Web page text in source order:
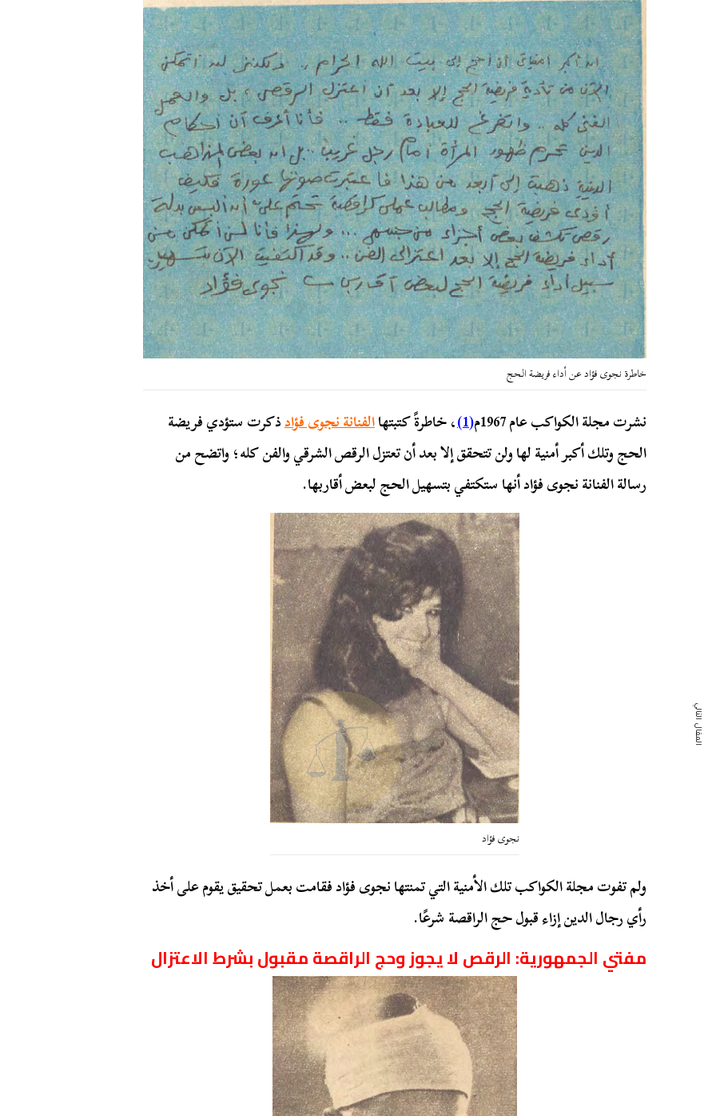
خاطرة نجوى فؤاد عن أداء فريضة الحج
نشرت مجلة الكواكب عام 1967م (1) ، خاطرةً كتبتهاالفنانة نجوى فؤادذكرت ستؤدي فريضة
الحج وتلك أكبر أمنية لها ولن تتحقق إلا بعد أن تعتزل الرقص الشرقي والفن كله؛ واتضح من
رسالة الفنانة نجوى فؤاد أنها ستكتفي بتسهيل الحج لبعض أقاربها.
نجوى فؤاد
ولم تفوت مجلة الكواكب تلك الأمنية التي تمنتها نجوى فؤاد فقامت بعمل تحقيق يقوم على أخذ
رأي رجال الدين إزاء قبول حج الراقصة شرعًا.
مفتي الجمهورية: الرقص لا يجوز وحج الراقصة مقبول بشرط الاعتزال
المقال التالي